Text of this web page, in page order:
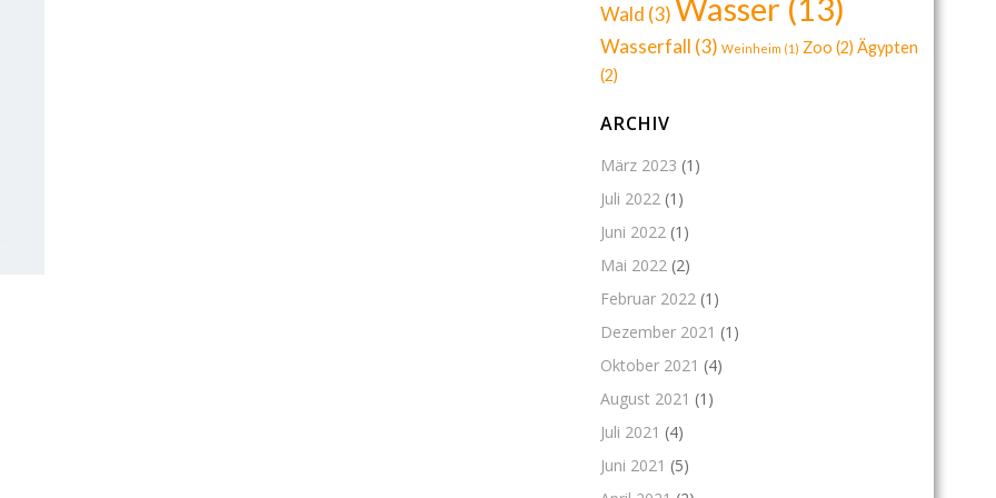
Wald (3) Wasser (13)
Wasserfall (3) Weinheim (1) Zoo (2) Ägypten
(2)
ARCHIV
März 2023 (1)
Juli 2022 (1)
Juni 2022 (1)
Mai 2022 (2)
Februar 2022 (1)
Dezember 2021 (1)
Oktober 2021 (4)
August 2021 (1)
Juli 2021 (4)
Juni 2021 (5)